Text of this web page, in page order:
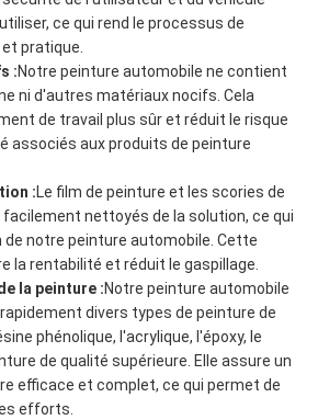
ce qui rend le processus de
pratique.
:Notre peinture automobile ne contient
ni d'autres matériaux nocifs. Cela
de travail plus sûr et réduit le risque
associés aux produits de peinture
:Le film de peinture et les scories de
nettoyés de la solution, ce qui
notre peinture automobile. Cette
la rentabilité et réduit le gaspillage.
la peinture :Notre peinture automobile
divers types de peinture de
phénolique, l'acrylique, l'époxy, le
de qualité supérieure. Elle assure un
efficace et complet, ce qui permet de
efforts.